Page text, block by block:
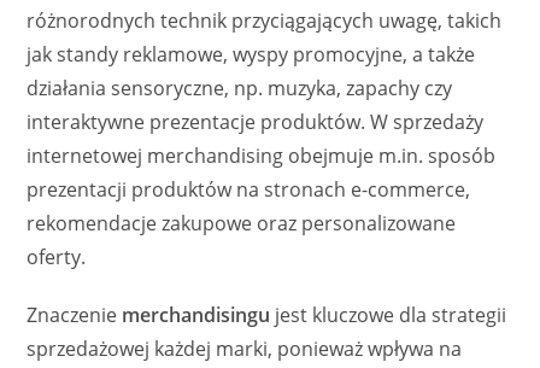
różnorodnych technik przyciągających uwagę, takich
jak standy reklamowe, wyspy promocyjne, a także
działania sensoryczne, np. muzyka, zapachy czy
interaktywne prezentacje produktów. W sprzedaży
internetowej merchandising obejmuje m.in. sposób
prezentacji produktów na stronach e-commerce,
rekomendacje zakupowe oraz personalizowane
oferty.
Znaczenie merchandisingu jest kluczowe dla strategii
sprzedażowej każdej marki, ponieważ wpływa na